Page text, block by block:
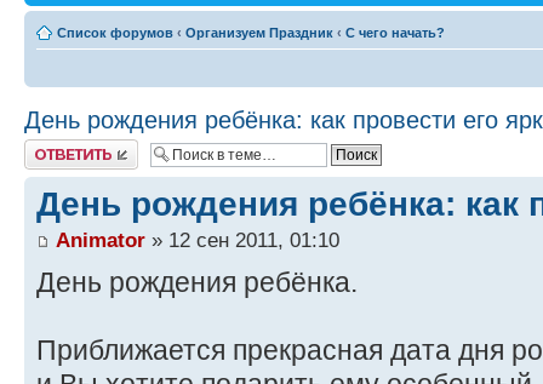
Список форумов ‹ Организуем Праздник ‹ С чего начать?
День рождения ребёнка: как провести его
Ответить
День рождения ребёнка: как
Animator » 12 сен 2011, 01:10
День рождения ребёнка.
Приближается прекрасная дата дня